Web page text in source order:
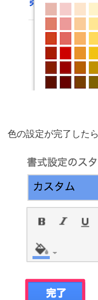
色の設定が完了したら